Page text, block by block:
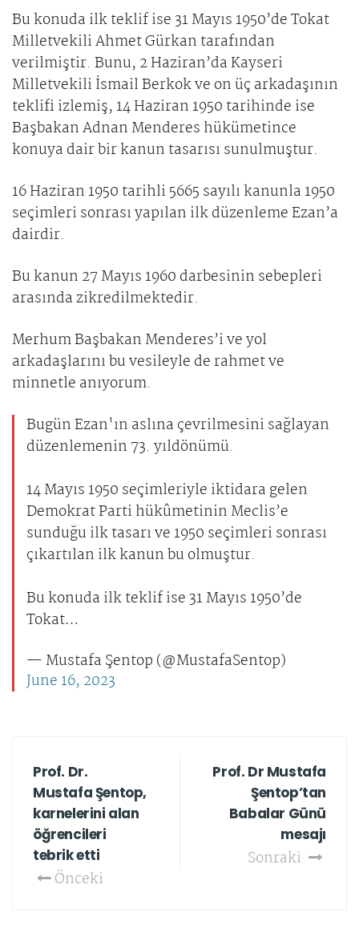
Bu konuda ilk teklif ise 31 Mayıs 1950’de Tokat
Milletvekili Ahmet Gürkan tarafından
verilmiştir. Bunu, 2 Haziran’da Kayseri
Milletvekili İsmail Berkok ve on üç arkadaşının
teklifi izlemiş, 14 Haziran 1950 tarihinde ise
Başbakan Adnan Menderes hükümetince
konuya dair bir kanun tasarısı sunulmuştur.
16 Haziran 1950 tarihli 5665 sayılı kanunla 1950
seçimleri sonrası yapılan ilk düzenleme Ezan’a
dairdir.
Bu kanun 27 Mayıs 1960 darbesinin sebepleri
arasında zikredilmektedir.
Merhum Başbakan Menderes’i ve yol
arkadaşlarını bu vesileyle de rahmet ve
minnetle anıyorum.
Bugün Ezan'ın aslına çevrilmesini sağlayan
düzenlemenin 73. yıldönümü.
14 Mayıs 1950 seçimleriyle iktidara gelen
Demokrat Parti hükûmetinin Meclis’e
sunduğu ilk tasarı ve 1950 seçimleri sonrası
çıkartılan ilk kanun bu olmuştur.
Bu konuda ilk teklif ise 31 Mayıs 1950’de
Tokat…
— Mustafa Şentop (@MustafaSentop)
June 16, 2023
Prof. Dr.
Mustafa Şentop,
karnelerini alan
öğrencileri
tebrik etti
Önceki
Prof. Dr Mustafa
Şentop’tan
Babalar Günü
mesajı
Sonraki